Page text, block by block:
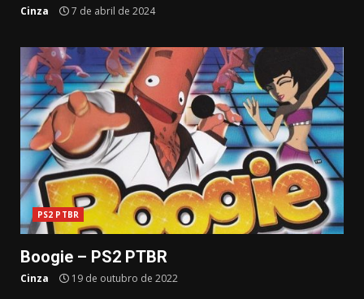
Cinza 7 de abril de 2024
PS2 PTBR
Boogie – PS2 PTBR
Cinza 19 de outubro de 2022